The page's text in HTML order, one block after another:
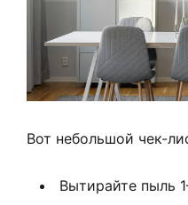
Вот небольшой чек-
Вытирайте пыль